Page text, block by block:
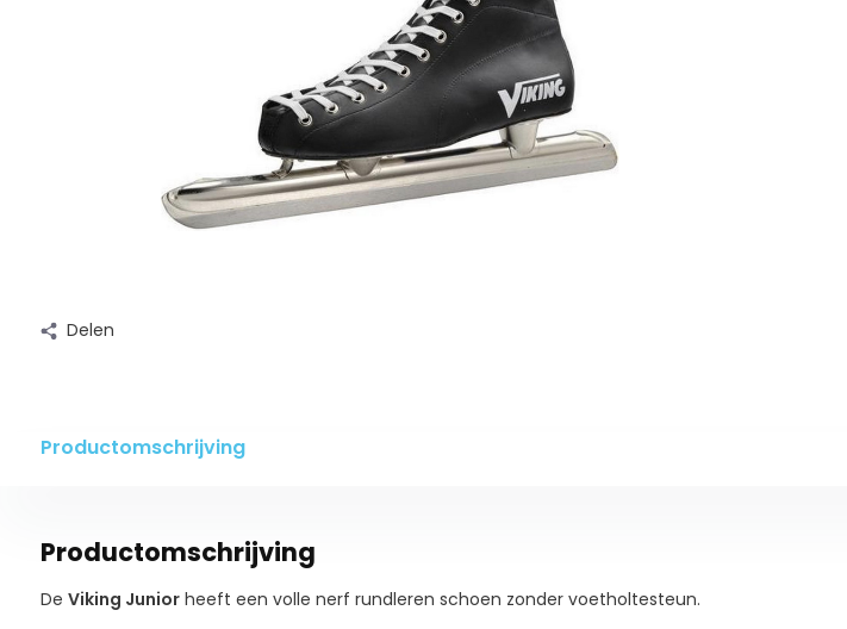
Delen
Productomschrijving
Productomschrijving
De Viking Juniorheeft een volle nerf rundleren schoen zonder voetholtesteun.